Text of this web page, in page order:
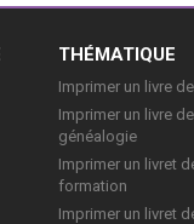
THÉMATIQUE
Imprimer un livre
Imprimer un livre de
généalogie
Imprimer un livret
formation
Imprimer un livret